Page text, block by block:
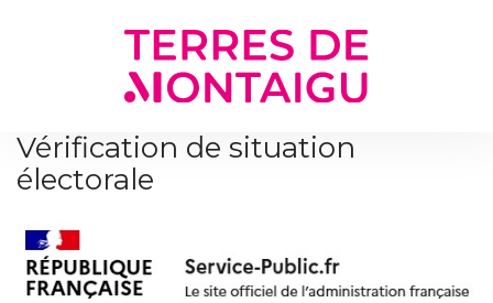
Vérification de situation
électorale